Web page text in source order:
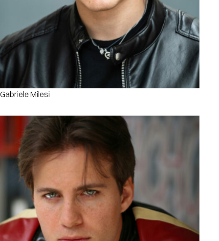
Gabriele Milesi